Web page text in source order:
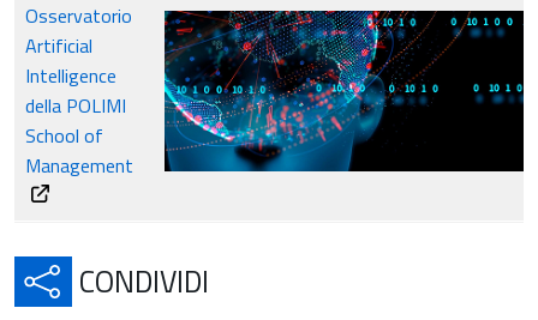
Osservatorio
Artificial
Intelligence
della POLIMI
School of
Management
CONDIVIDI